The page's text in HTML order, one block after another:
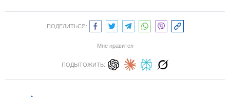
ПОДЕЛИТЬСЯ:
Мне нравится
ПОДЫТОЖИТЬ: